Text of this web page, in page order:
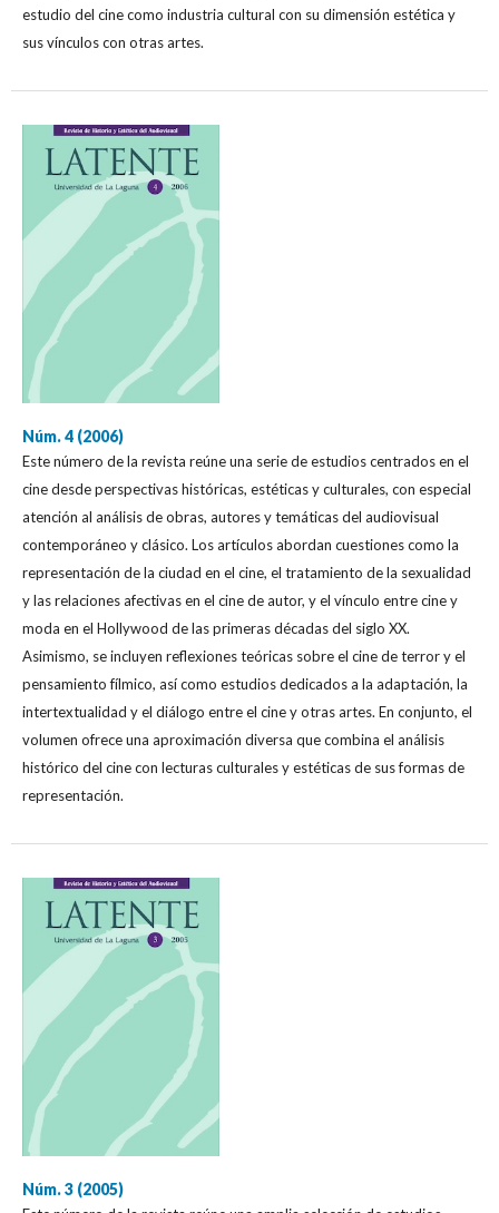
estudio del cine como industria cultural con su dimensión estética y
sus vínculos con otras artes.
Núm. 4 (2006)
Este número de la revista reúne una serie de estudios centrados en el
cine desde perspectivas históricas, estéticas y culturales, con especial
atención al análisis de obras, autores y temáticas del audiovisual
contemporáneo y clásico. Los artículos abordan cuestiones como la
representación de la ciudad en el cine, el tratamiento de la sexualidad
y las relaciones afectivas en el cine de autor, y el vínculo entre cine y
moda en el Hollywood de las primeras décadas del siglo XX.
Asimismo, se incluyen reflexiones teóricas sobre el cine de terror y el
pensamiento fílmico, así como estudios dedicados a la adaptación, la
intertextualidad y el diálogo entre el cine y otras artes. En conjunto, el
volumen ofrece una aproximación diversa que combina el análisis
histórico del cine con lecturas culturales y estéticas de sus formas de
representación.
Núm. 3 (2005)